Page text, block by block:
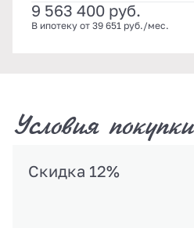
9 563 400 руб.
В ипотеку от 39 651 руб./мес.
Условия покупки
Скидка 12%